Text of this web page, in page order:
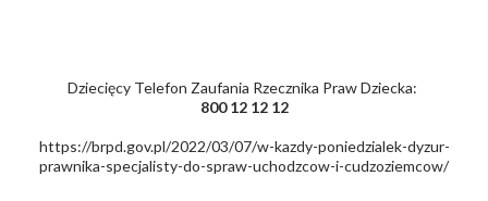
Dziecięcy Telefon Zaufania Rzecznika Praw Dziecka:
800 12 12 12
https://brpd.gov.pl/2022/03/07/w-kazdy-poniedzialek-dyzur-
prawnika-specjalisty-do-spraw-uchodzcow-i-cudzoziemcow/